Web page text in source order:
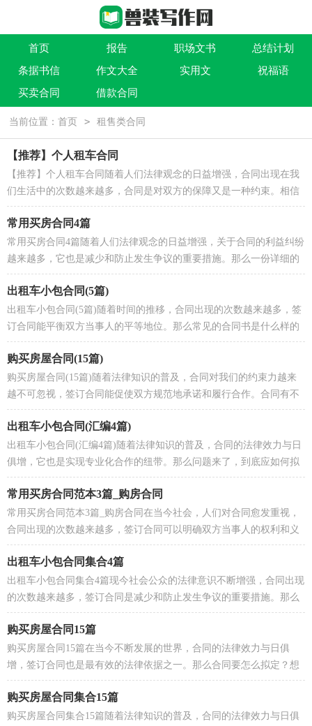
首页 报告 职场文书
总结计划
条据书信
作文大全 实用文
祝福语
买卖合同
借款合同
当前位置：首页 > 租售类合同
【推荐】个人租车合同
【推荐】个人租车合同随着人们法律观念的日益增强，合同出现在我
们生活中的次数越来越多，合同是对双方的保障又是一种约束。相信
大家又在为写合同犯愁了吧，以下是小编为大家整理...
常用买房合同4篇
常用买房合同4篇随着人们法律观念的日益增强，关于合同的利益纠纷
越来越多，它也是减少和防止发生争议的重要措施。那么一份详细的
合同要怎么写呢？以下是小编收集整理的常用买房...
出租车小包合同(5篇)
出租车小包合同(5篇)随着时间的推移，合同出现的次数越来越多，签
订合同能平衡双方当事人的平等地位。那么常见的合同书是什么样的
呢？下面是小编整理的出租车小包合同，希望对大家...
购买房屋合同(15篇)
购买房屋合同(15篇)随着法律知识的普及，合同对我们的约束力越来
越不可忽视，签订合同能促使双方规范地承诺和履行合作。合同有不
同的类型，当然也有不同的目的，以下是小编帮大家整...
出租车小包合同(汇编4篇)
出租车小包合同(汇编4篇)随着法律知识的普及，合同的法律效力与日
俱增，它也是实现专业化合作的纽带。那么问题来了，到底应如何拟
定合同呢？以下是小编为大家收集的出租车小包合同，...
常用买房合同范本3篇_购房合同
常用买房合同范本3篇_购房合同在当今社会，人们对合同愈发重视，
合同出现的次数越来越多，签订合同可以明确双方当事人的权利和义
务。那么一份详细的合同要怎么写呢？以下是小编帮大...
出租车小包合同集合4篇
出租车小包合同集合4篇现今社会公众的法律意识不断增强，合同出现
的次数越来越多，签订合同是减少和防止发生争议的重要措施。那么
相关的合同到底怎么写呢？下面是小编整理的出租...
购买房屋合同15篇
购买房屋合同15篇在当今不断发展的世界，合同的法律效力与日俱
增，签订合同也是最有效的法律依据之一。那么合同要怎么拟定？想
必这让大家都很苦恼吧，以下是小编精心整理的购买房屋...
购买房屋合同集合15篇
购买房屋合同集合15篇随着法律知识的普及，合同的法律效力与日俱